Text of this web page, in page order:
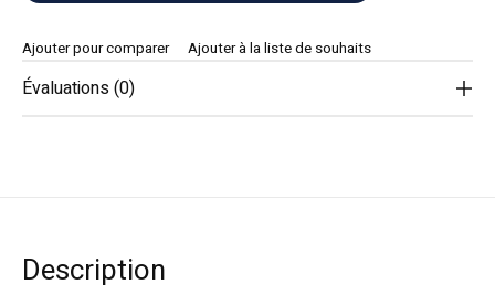
Ajouter pour comparer Ajouter à la liste de souhaits
Évaluations (0)
Description